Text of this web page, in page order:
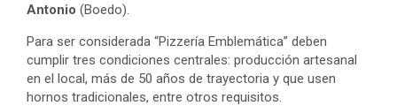
Antonio (Boedo).
Para ser considerada “Pizzería Emblemática” deben
cumplir tres condiciones centrales: producción artesanal
en el local, más de 50 años de trayectoria y que usen
hornos tradicionales, entre otros requisitos.